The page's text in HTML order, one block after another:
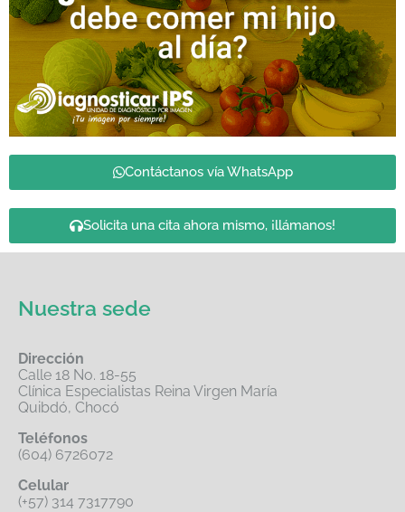
Contáctanos vía WhatsApp
Solicita una cita ahora mismo, ¡llámanos!
Nuestra sede
Dirección
Calle 18 No. 18-55
Clínica Especialistas Reina Virgen María
Quibdó, Chocó
Teléfonos
(604) 6726072
Celular
(+57) 314 7317790